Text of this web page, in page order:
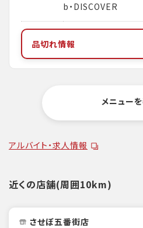
b・DISCOVER
品切れ情報
メニュー
アルバイト・求人情報
近くの店舗(周囲10km)
させぼ五番街店